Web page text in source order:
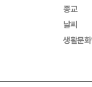
종교
날씨
생활문